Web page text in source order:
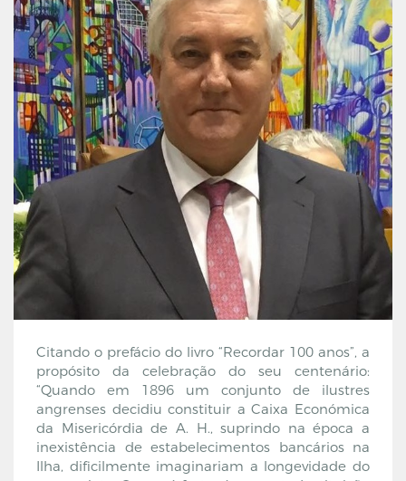
Citando o prefácio do livro “Recordar 100 anos”, a
propósito da celebração do seu centenário:
“Quando em 1896 um conjunto de ilustres
angrenses decidiu constituir a Caixa Económica
da Misericórdia de A. H., suprindo na época a
inexistência de estabelecimentos bancários na
Ilha, dificilmente imaginariam a longevidade do